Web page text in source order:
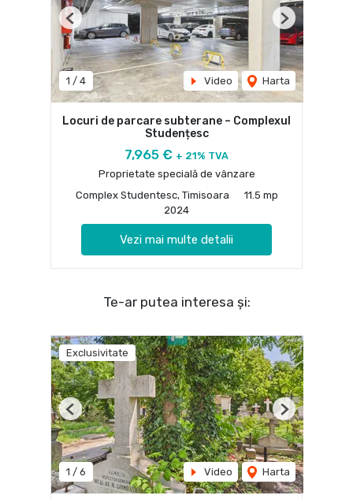
1 / 4 Video Harta
Previous Next
Locuri de parcare subterane – Complexul
Studențesc
7,965 € + 21% TVA
Proprietate specială de vânzare
Complex Studentesc, Timisoara
11.5 mp
2024
Vezi mai multe detalii
Te-ar putea interesa și:
Exclusivitate
1 / 6 Video Harta
Previous Next